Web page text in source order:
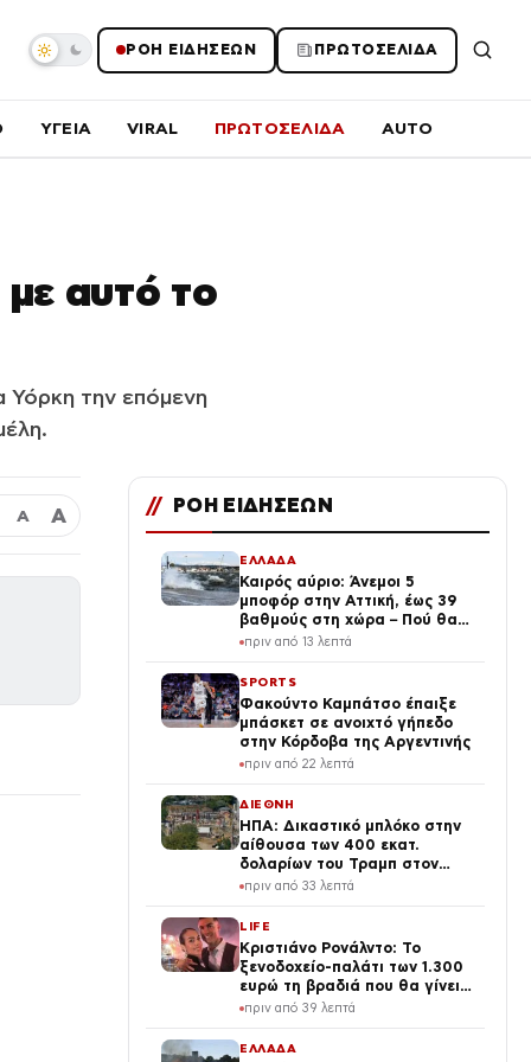
ΡΟΗ ΕΙΔΗΣΕΩΝ ΠΡΩΤΟΣΕΛΙΔΑ
ΥΓΕΙΑ VIRAL ΠΡΩΤΟΣΕΛΙΔΑ AUTO
αυτό το
Υόρκη την επόμενη
Α Α // ΡΟΗ ΕΙΔΗΣΕΩΝ
ΕΛΛΑΔΑ
Καιρός αύριο: Άνεμοι 5
μποφόρ στην Αττική, έως 39
βαθμούς στη χώρα – Πού θα
βρέξει
πριν από 13 λεπτά
SPORTS
Φακούντο Καμπάτσο έπαιξε
μπάσκετ σε ανοιχτό γήπεδο
στην Κόρδοβα της Αργεντινής
πριν από 22 λεπτά
ΔΙΕΘΝΗ
ΗΠΑ: Δικαστικό μπλόκο στην
αίθουσα των 400 εκατ.
δολαρίων του Τραμπ στον
Λευκό Οίκο
πριν από 33 λεπτά
LIFE
Κριστιάνο Ρονάλντο: Το
ξενοδοχείο-παλάτι των 1.300
ευρώ τη βραδιά που θα γίνει
η δεξίωση του γάμου
πριν από 39 λεπτά
ΕΛΛΑΔΑ